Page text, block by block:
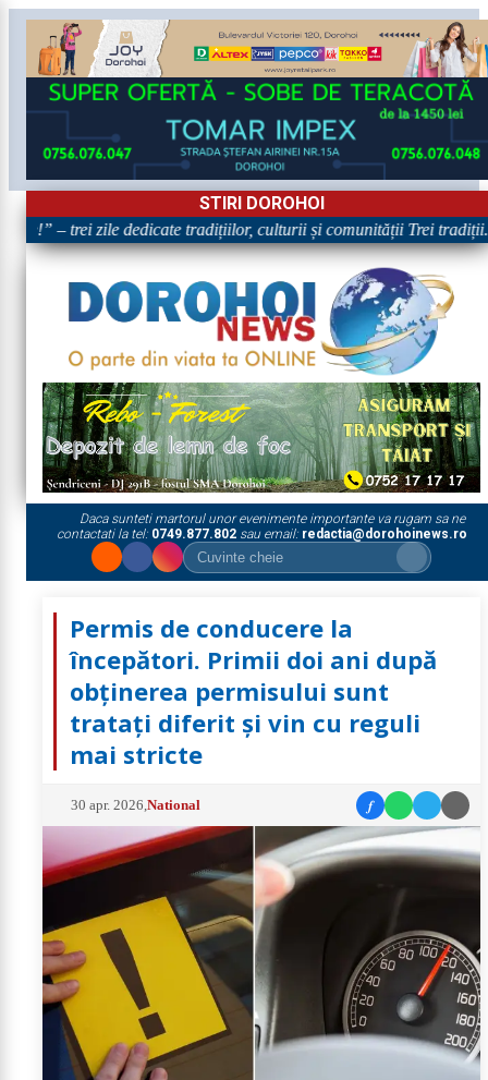
STIRI DOROHOI
– trei zile dedicate tradițiilor, culturii și comunității Trei tradiții.
Daca sunteti martorul unor evenimente importante va rugam sa ne
contactati la tel: 0749.877.802sau email: redactia@dorohoinews.ro
Permis de conducere la
începători. Primii doi ani după
obținerea permisului sunt
tratați diferit și vin cu reguli
mai stricte
30 apr. 2026 ,National f